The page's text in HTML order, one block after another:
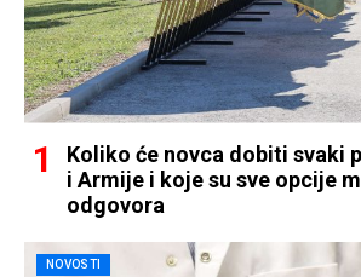
Koliko će novca dobiti svaki
i Armije i koje su sve opcije
odgovora
NOVOSTI